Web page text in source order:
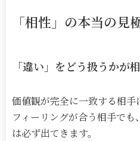
「相性」の本当の見
「違い」をどう扱うかが
価値観が完全に一致する相
フィーリングが合う相手で
は必ず出てきます。